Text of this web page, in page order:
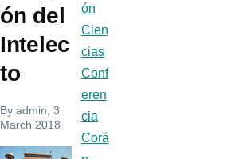
ón del
Intelec
to
By admin , 3
March 2018
ón
Cien
cias
Conf
eren
cia
Corá